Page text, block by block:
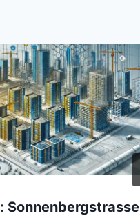
Sonnenbergstrasse